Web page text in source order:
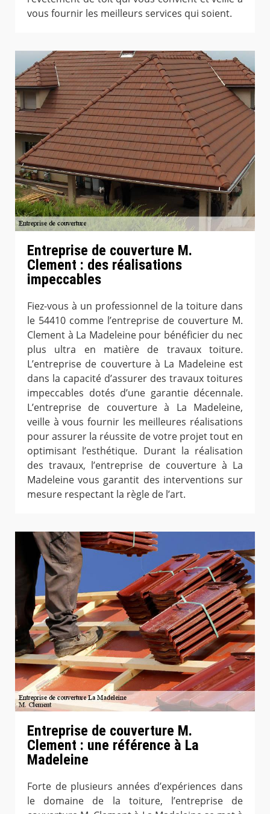
vous fournir les meilleurs services qui soient.
Entreprise de couverture M.
Clement : des réalisations
impeccables
Fiez-vous à un professionnel de la toiture dans
le 54410 comme l’entreprise de couverture M.
Clement à La Madeleine pour bénéficier du nec
plus ultra en matière de travaux toiture.
L’entreprise de couverture à La Madeleine est
dans la capacité d’assurer des travaux toitures
impeccables dotés d’une garantie décennale.
L’entreprise de couverture à La Madeleine,
veille à vous fournir les meilleures réalisations
pour assurer la réussite de votre projet tout en
optimisant l’esthétique. Durant la réalisation
des travaux, l’entreprise de couverture à La
Madeleine vous garantit des interventions sur
mesure respectant la règle de l’art.
Entreprise de couverture M.
Clement : une référence à La
Madeleine
Forte de plusieurs années d’expériences dans
le domaine de la toiture, l’entreprise de